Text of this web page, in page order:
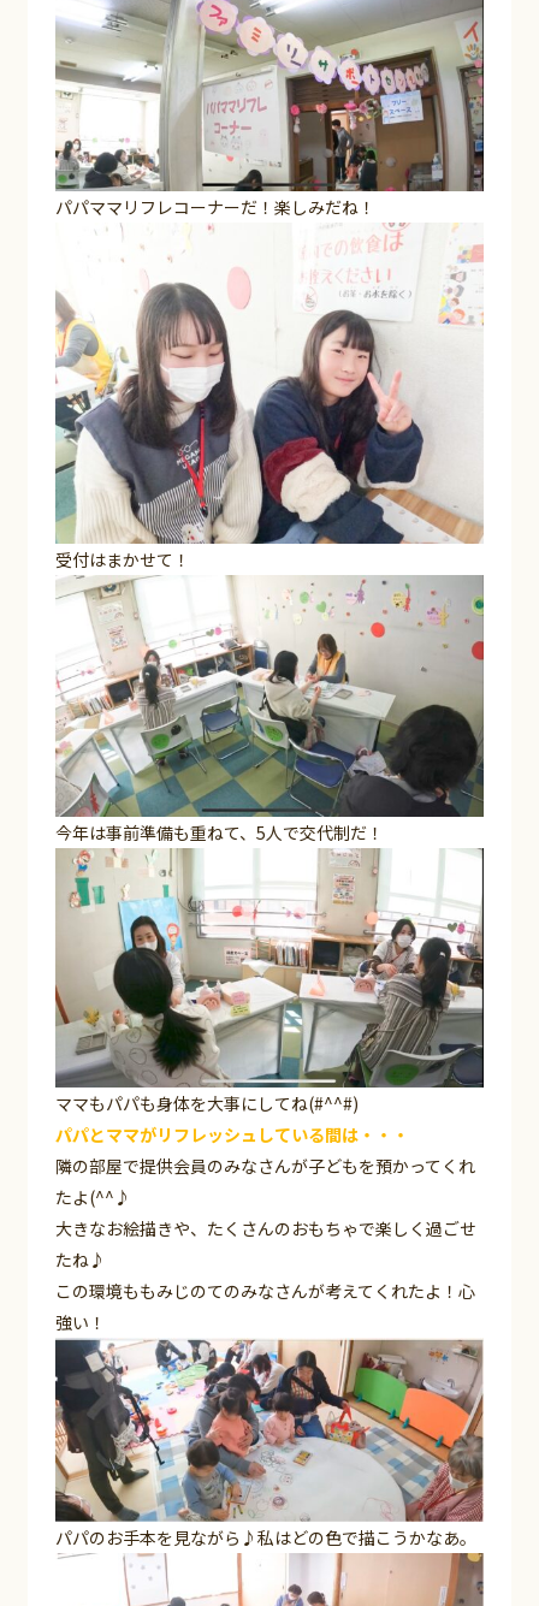
パパママリフレコーナーだ！楽しみだね！
受付はまかせて！
今年は事前準備も重ねて、5人で交代制だ！
ママもパパも身体を大事にしてね(#^^#)
パパとママがリフレッシュしている間は・・・
隣の部屋で提供会員のみなさんが子どもを預かってくれ
たよ(^^♪
大きなお絵描きや、たくさんのおもちゃで楽しく過ごせ
たね♪
この環境ももみじのてのみなさんが考えてくれたよ！心
強い！
パパのお手本を見ながら♪私はどの色で描こうかなあ。